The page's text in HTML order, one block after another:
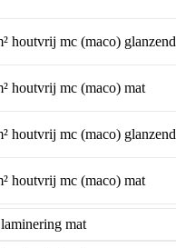
houtvrij mc (maco) glanzend
houtvrij mc (maco) mat
houtvrij mc (maco) glanzend
houtvrij mc (maco) mat
natuurpapier crème
mat